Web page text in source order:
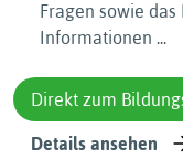
Fragen sowie
Informationen ...
Direkt zum
Details ansehen